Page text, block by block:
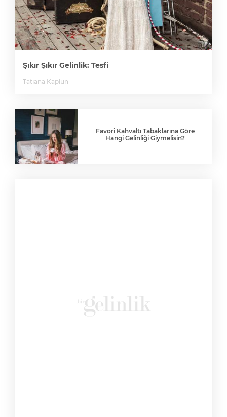
Şıkır Şıkır Gelinlik: Tesfi
Tatiana Kaplun
Favori Kahvaltı Tabaklarına Göre
Hangi Gelinliği Giymelisin?